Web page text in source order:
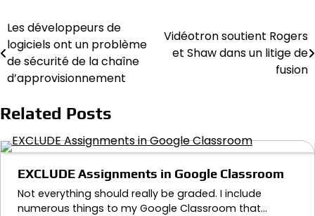
Post
navigation
Les développeurs de
logiciels ont un problème
de sécurité de la chaîne
d’approvisionnement
Vidéotron soutient Rogers
et Shaw dans un litige de
fusion
Related Posts
EXCLUDE Assignments in Google Classroom
Not everything should really be graded. I include
numerous things to my Google Classroom that…